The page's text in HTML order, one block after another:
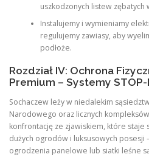
uszkodzonych listew zębatych
Instalujemy i wymieniamy
regulujemy zawiasy, aby
podłoże.
Rozdział IV: Ochrona
Premium – Systemy STOP-
Sochaczew leży w niedalekim
Narodowego oraz licznych
konfrontację ze zjawiskiem, które staje
dużych ogrodów i luksusowych posesji
ogrodzenia panelowe lub siatki leśne